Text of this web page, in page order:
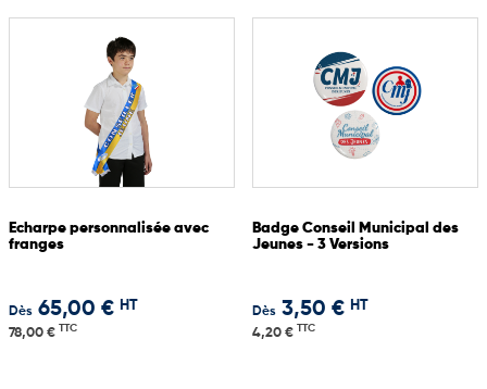
Echarpe personnalisée avec
franges
Dès 65,00 € HT
78,00 € TTC
Badge Conseil Municipal des
Jeunes - 3 Versions
Dès 3,50 € HT
4,20 € TTC